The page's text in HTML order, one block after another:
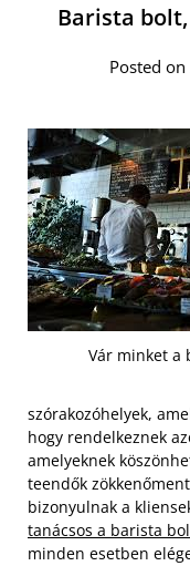
Barista
Posted
Vár minket a
szórakozóhelyek,
hogy rendelkeznek
amelyeknek
teendők
bizonyulnak a
tanácsos a barista
minden esetben